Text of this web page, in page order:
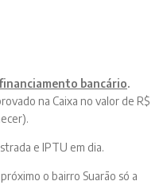
bancário.
na Caixa no valor de R$
e IPTU em dia.
o bairro Suarão só a